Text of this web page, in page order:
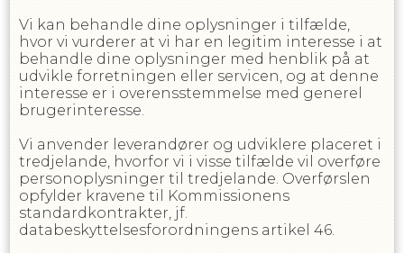
Vi kan behandle dine oplysninger i tilfælde,
hvor vi vurderer at vi har en legitim interesse i at
behandle dine oplysninger med henblik på at
udvikle forretningen eller servicen, og at denne
interesse er i overensstemmelse med generel
brugerinteresse.
Vi anvender leverandører og udviklere placeret i
tredjelande, hvorfor vi i visse tilfælde vil overføre
personoplysninger til tredjelande. Overførslen
opfylder kravene til Kommissionens
standardkontrakter, jf.
databeskyttelsesforordningens artikel 46.